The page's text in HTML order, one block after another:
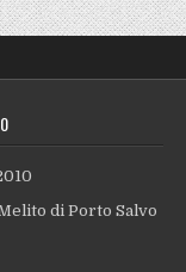
di Porto Salvo